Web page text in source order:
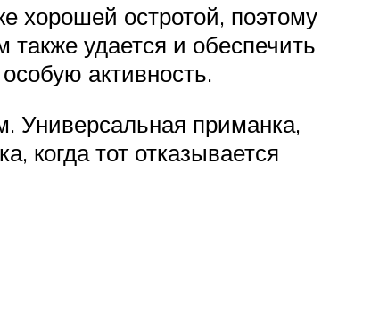
хорошей остротой, поэтому
удается и обеспечить
активность.
Универсальная приманка,
когда тот отказывается